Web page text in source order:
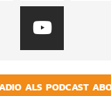
ALS PODCAST